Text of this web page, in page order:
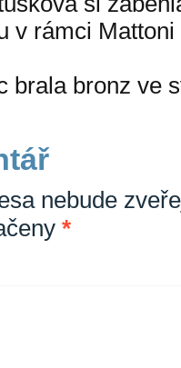
v rámci
brala bronz ve
nebude
*